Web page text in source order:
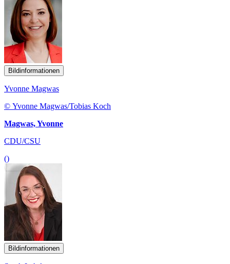
Bildinformationen
Yvonne Magwas
© Yvonne Magwas/Tobias Koch
Magwas, Yvonne
CDU/CSU
()
Bildinformationen